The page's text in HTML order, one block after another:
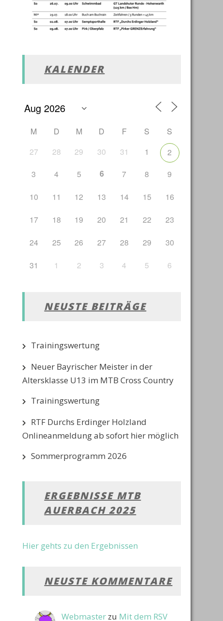
KALENDER
M D M D F S
S
27
28 29 30 31 1
2
3
4 5 6 7 8 9
10 11 12 13 14 15 16
17 18 19 20 21 22 23
24 25 26 27 28 29 30
31 1 2 3 4 5 6
NEUSTE BEITRÄGE
Trainingswertung
Neuer Bayrischer Meister in der
Altersklasse U13 im MTB Cross Country
Trainingswertung
RTF Durchs Erdinger Holzland
Onlineanmeldung ab sofort hier möglich
Sommerprogramm 2026
ERGEBNISSE MTB
AUERBACH 2025
Hier gehts zu den Ergebnissen
NEUSTE KOMMENTARE
Webmaster zu Mit dem RSV